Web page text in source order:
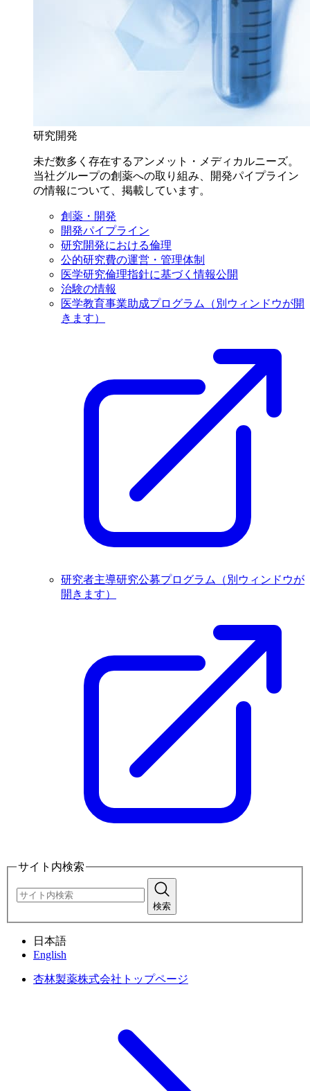
研究開発
未だ数多く存在するアンメット・メディカルニーズ。
当社グループの創薬への取り組み、開発パイプライン
の情報について、掲載しています。
創薬・開発
開発パイプライン
研究開発における倫理
公的研究費の運営・管理体制
医学研究倫理指針に基づく情報公開
治験の情報
医学教育事業助成プログラム
（別ウィンドウが開
きます）
研究者主導研究公募プログラム
（別ウィンドウが
開きます）
サイト内検索
検索
日本語
English
杏林製薬株式会社トップページ